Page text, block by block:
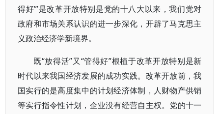
得好’”是改革开放特别是党的十八大以来，我们党对
政府和市场关系认识的进一步深化，开辟了马克思主
义政治经济学新境界。
既“放得活”又“管得好”根植于改革开放特别是新
时代以来我国经济发展的成功实践。改革开放前，我
国实行的是高度集中的计划经济体制，人财物产供销
等实行指令性计划，企业没有经营自主权。党的十一